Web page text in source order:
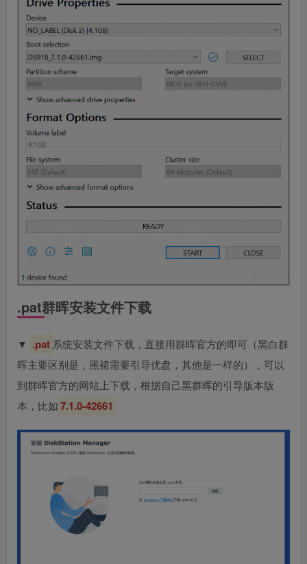
.pat群晖安装文件下载
▼ .pat系统安装文件下载，直接用群晖官方的即可（黑白群
晖主要区别是，黑裙需要引导优盘，其他是一样的），可以
到群晖官方的网站上下载，根据自己黑群晖的引导版本版
本，比如7.1.0-42661